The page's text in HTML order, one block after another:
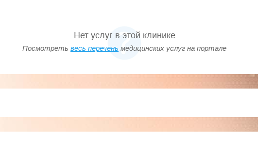
Нет услуг в этой клинике
Посмотреть весь перечень медицинских услуг на портале